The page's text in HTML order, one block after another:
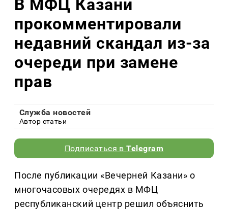
В МФЦ Казани
прокомментировали
недавний скандал из-за
очереди при замене
прав
Служба новостей
Автор статьи
Подписаться вTelegram
После публикации «Вечерней Казани» о
многочасовых очередях в МФЦ
республиканский центр решил объяснить